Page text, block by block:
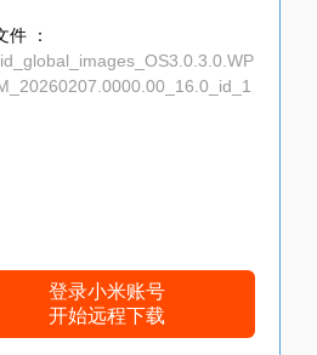
件 ：
登录小米账号
开始远程下载